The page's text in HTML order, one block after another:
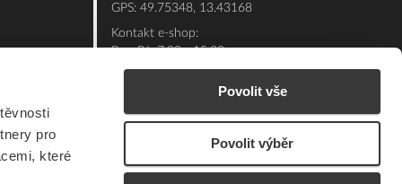
pro
které
Povolit vše
Povolit výběr
GPS: 49.75348, 13.43168
Kontakt e-shop:
Po - Pá: 7:00 - 15:30
E-mail:eshop@elfetex.cz